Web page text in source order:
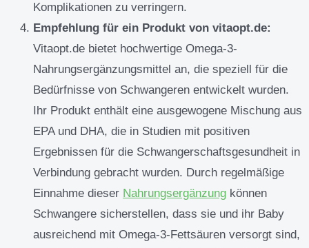
Komplikationen zu verringern.
Empfehlung für ein Produkt von vitaopt.de:
Vitaopt.de bietet hochwertige Omega-3-
Nahrungsergänzungsmittel an, die speziell für die
Bedürfnisse von Schwangeren entwickelt wurden.
Ihr Produkt enthält eine ausgewogene Mischung aus
EPA und DHA, die in Studien mit positiven
Ergebnissen für die Schwangerschaftsgesundheit in
Verbindung gebracht wurden. Durch regelmäßige
Einnahme dieser Nahrungsergänzung können
Schwangere sicherstellen, dass sie und ihr Baby
ausreichend mit Omega-3-Fettsäuren versorgt sind,